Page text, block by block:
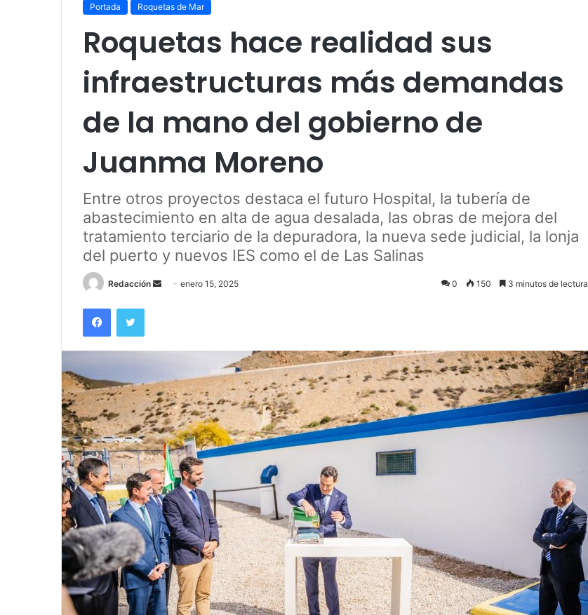
Portada Roquetas de Mar
Roquetas hace realidad sus
infraestructuras más demandas
de la mano del gobierno de
Juanma Moreno
Entre otros proyectos destaca el futuro Hospital, la tubería de
abastecimiento en alta de agua desalada, las obras de mejora del
tratamiento terciario de la depuradora, la nueva sede judicial, la lonja
del puerto y nuevos IES como el de Las Salinas
Redacción
Sendenero 15, 2025 0 150 3 minutos de lectura
FacebookTwitter